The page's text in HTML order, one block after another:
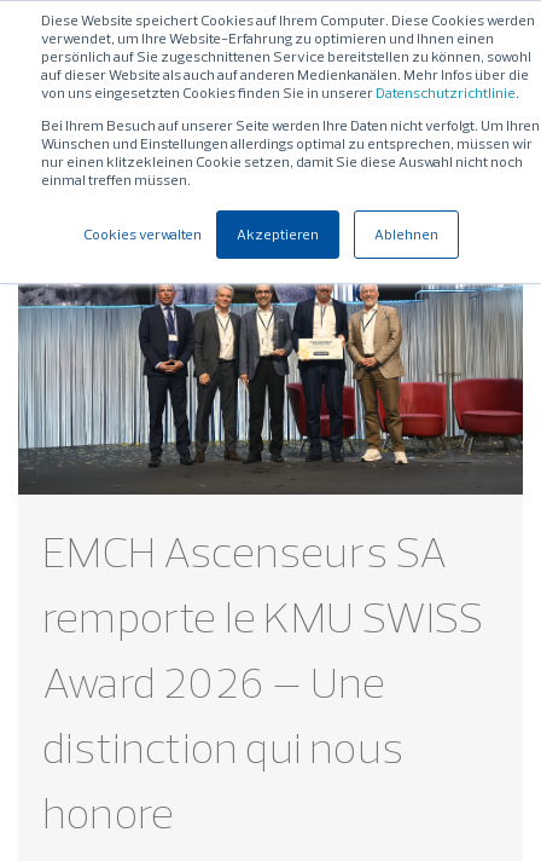
Diese Website speichert Cookies auf Ihrem Computer. Diese Cookies werden
verwendet, um Ihre Website-Erfahrung zu optimieren und Ihnen einen
persönlich auf Sie zugeschnittenen Service bereitstellen zu können, sowohl
auf dieser Website als auch auf anderen Medienkanälen. Mehr Infos über die
von uns eingesetzten Cookies finden Sie in unserer Datenschutzrichtlinie.
Bei Ihrem Besuch auf unserer Seite werden Ihre Daten nicht verfolgt. Um Ihren
Wünschen und Einstellungen allerdings optimal zu entsprechen, müssen wir
nur einen klitzekleinen Cookie setzen, damit Sie diese Auswahl nicht noch
einmal treffen müssen.
Cookies verwalten Akzeptieren Ablehnen
EMCH Ascenseurs SA
remporte le KMU SWISS
Award 2026 – Une
distinction qui nous
honore